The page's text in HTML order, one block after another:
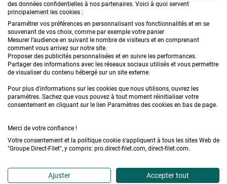
CONSEILS
FAQ
DEMANDE DE DEVIS
Confidentialité & données personnelles
Plan du site
Accédez à l'Espace professionnel
des données confidentielles à nos partenaires. Voici à quoi servent
principalement les cookies :
Paramétrer vos préférences en personnalisant vos fonctionnalités et en se
souvenant de vos choix, comme par exemple votre panier
Mesurer l’audience en suivant le nombre de visiteurs et en comprenant
comment vous arrivez sur notre site.
Proposer des publicités personnalisées et en suivre les performances.
Partager des informations avec les réseaux sociaux utilisés et vous permettre
de visualiser du contenu hébergé sur un site externe.
Pour plus d'informations sur les cookies que nous utilisons, ouvrez les
paramètres. Sachez que vous pouvez à tout moment réinitialiser votre
consentement en cliquant sur le lien Paramètres des cookies en bas de page.
Merci de votre confiance !
Votre consentement et la politique cookie s'appliquent à tous les sites Web de
"Groupe Direct-Filet", y compris: pro.direct-filet.com, direct-filet.com.
Ajuster Accepter tout